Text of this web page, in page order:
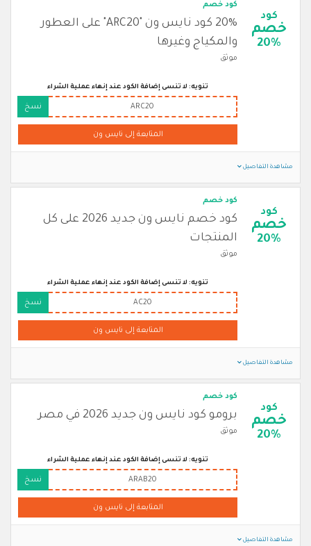
كود
خصم
20%
كود خصم
20% كود نايس ون "ARC20" على العطور
والمكياج وغيرها
موثق
تنويه: لا تنسى إضافة الكود عند إنهاء عملية الشراء
ARC20 نسخ
المتابعة إلى نايس ون
مشاهدة التفاصيل
كود
خصم
20%
كود خصم
كود خصم نايس ون جديد 2026 على كل
المنتجات
موثق
تنويه: لا تنسى إضافة الكود عند إنهاء عملية الشراء
AC20 نسخ
المتابعة إلى نايس ون
مشاهدة التفاصيل
كود
خصم
20%
كود خصم
برومو كود نايس ون جديد 2026 في مصر
موثق
تنويه: لا تنسى إضافة الكود عند إنهاء عملية الشراء
ARAB20 نسخ
المتابعة إلى نايس ون
مشاهدة التفاصيل